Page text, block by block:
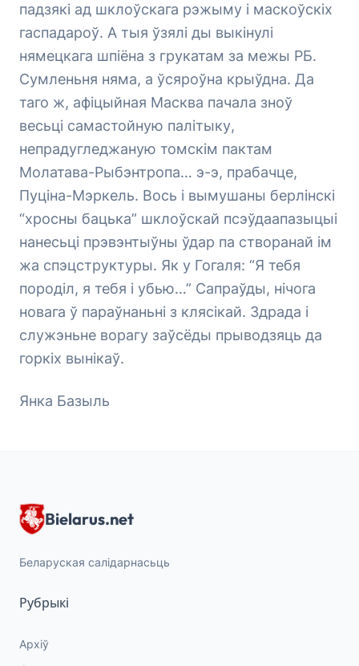
падзякі ад шклоўскага рэжыму і маскоўскіх
гаспадароў. А тыя ўзялі ды выкінулі
нямецкага шпіёна з грукатам за межы РБ.
Сумленьня няма, а ўсяроўна крыўдна. Да
таго ж, афіцыйная Масква пачала зноў
весьці самастойную палітыку,
непрадугледжаную томскім пактам
Молатава-Рыбэнтропа… э-э, прабачце,
Пуціна-Мэркель. Вось і вымушаны берлінскі
“хросны бацька” шклоўскай псэўдаапазыцыі
нанесьці прэвэнтыўны ўдар па створанай ім
жа спэцструктуры. Як у Гогаля: “Я тебя
породіл, я тебя і убью…” Сапраўды, нічога
новага ў параўнаньні з клясікай. Здрада і
служэньне ворагу заўсёды прыводзяць да
горкіх вынікаў.
Янка Базыль
Bielarus.net
Беларуская салідарнасьць
Рубрыкі
Архіў